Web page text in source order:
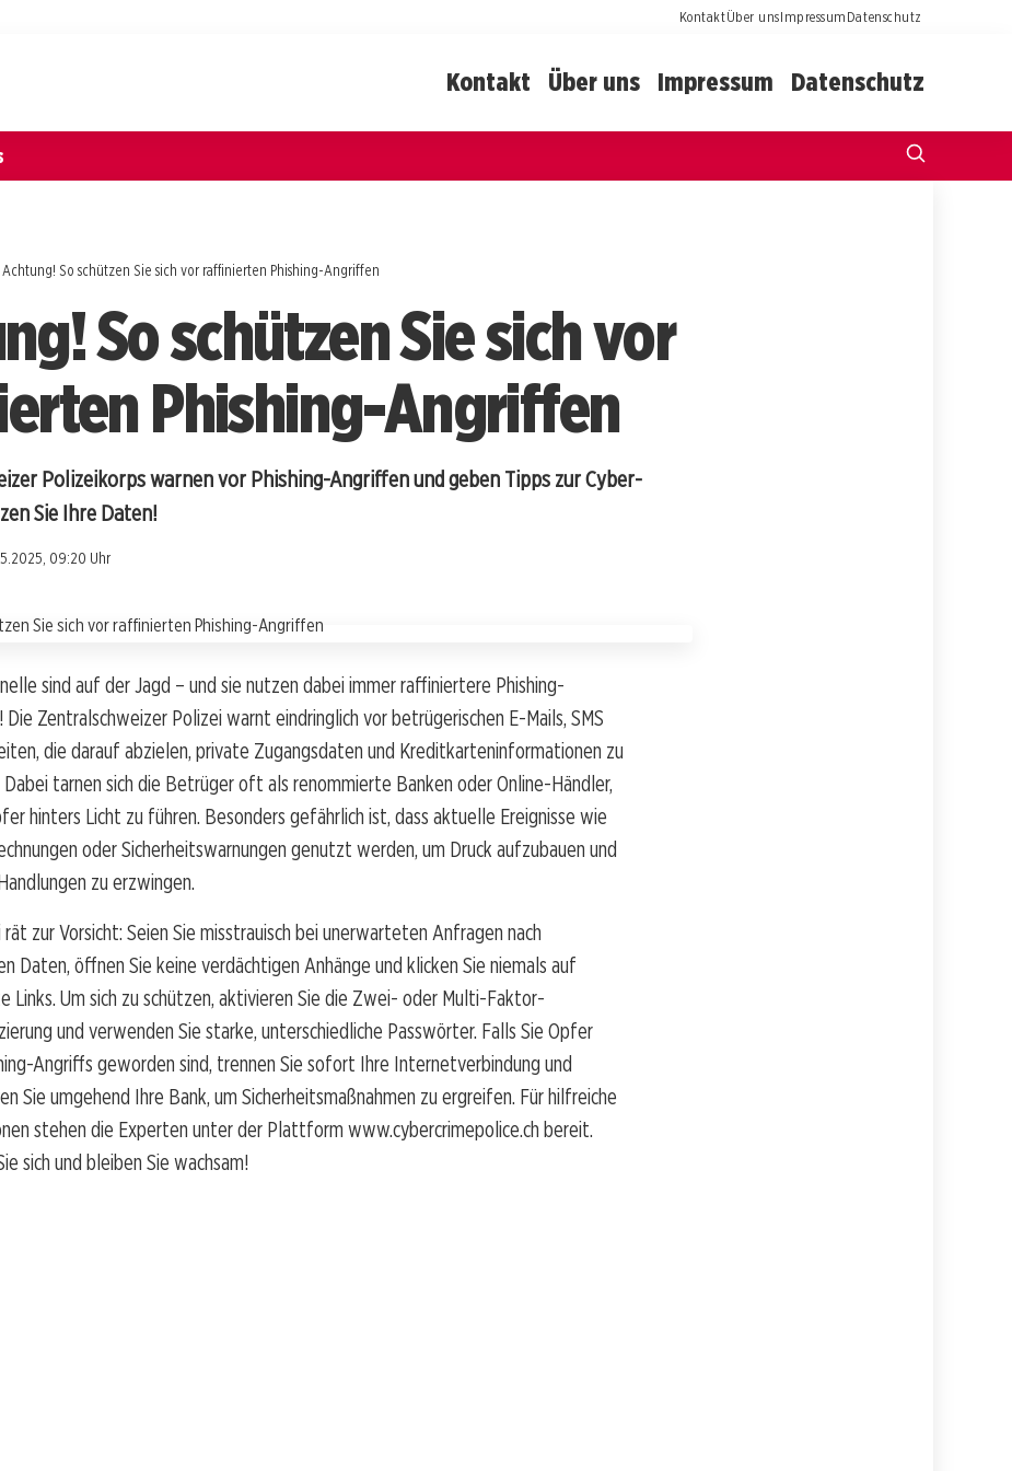
KontaktÜber unsImpressumDatenschutz
Kontakt Über uns Impressum Datenschutz
Achtung! So schützen Sie sich vor raffinierten Phishing-Angriffen
So schützen Sie sich vor
Phishing-Angriffen
Polizeikorps warnen vor Phishing-Angriffen und geben Tipps zur Cyber-
Sie Ihre Daten!
09:20 Uhr
sind auf der Jagd – und sie nutzen dabei immer raffiniertere Phishing-
Die Zentralschweizer Polizei warnt eindringlich vor betrügerischen E-Mails, SMS
die darauf abzielen, private Zugangsdaten und Kreditkarteninformationen zu
Dabei tarnen sich die Betrüger oft als renommierte Banken oder Online-Händler,
hinters Licht zu führen. Besonders gefährlich ist, dass aktuelle Ereignisse wie
oder Sicherheitswarnungen genutzt werden, um Druck aufzubauen und
zu erzwingen.
zur Vorsicht: Seien Sie misstrauisch bei unerwarteten Anfragen nach
Daten, öffnen Sie keine verdächtigen Anhänge und klicken Sie niemals auf
Links. Um sich zu schützen, aktivieren Sie die Zwei- oder Multi-Faktor-
und verwenden Sie starke, unterschiedliche Passwörter. Falls Sie Opfer
Angriffs geworden sind, trennen Sie sofort Ihre Internetverbindung und
Sie umgehend Ihre Bank, um Sicherheitsmaßnahmen zu ergreifen. Für hilfreiche
stehen die Experten unter der Plattform www.cybercrimepolice.ch bereit.
sich und bleiben Sie wachsam!